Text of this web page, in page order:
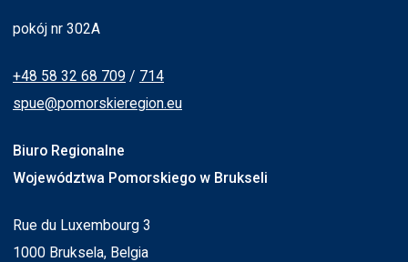
pokój nr 302A
+48 58 32 68 709 / 714
spue@pomorskieregion.eu
Biuro Regionalne
Województwa Pomorskiego w Brukseli
Rue du Luxembourg 3
1000 Bruksela, Belgia